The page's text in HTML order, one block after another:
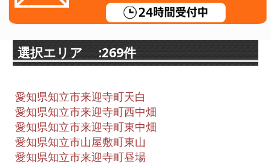
選択エリア :269件
愛知県知立市来迎寺町天白
愛知県知立市来迎寺町西中畑
愛知県知立市来迎寺町東中畑
愛知県知立市山屋敷町東山
愛知県知立市来迎寺町昼場